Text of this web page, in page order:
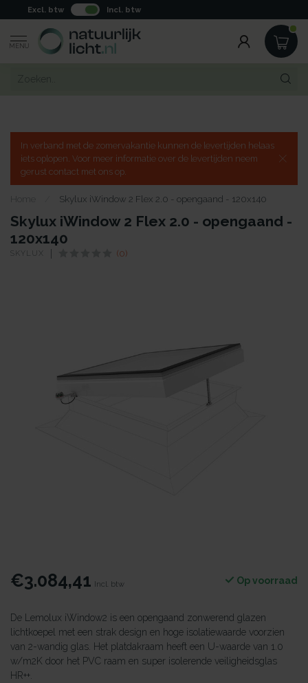
Excl. btw Incl. btw
MENU
In verband met de zomervakantie kunnen de levertijden helaas
iets oplopen. Voor meer informatie over de levertijden neem
gerust contact met ons op.
Home Skylux iWindow 2 Flex 2.0 - opengaand - 120x140
Skylux iWindow 2 Flex 2.0 - opengaand -
120x140
SKYLUX (0)
€3.084,41 Incl. btw Op voorraad
De Lemolux iWindow2 is een opengaand zonwerend glazen
lichtkoepel met een strak design en hoge isolatiewaarde voorzien
van 2-wandig glas. Het platdakraam heeft een U-waarde van 1.0
w/m2K door het PVC raam en super isolerende veiligheidsglas
HR++.